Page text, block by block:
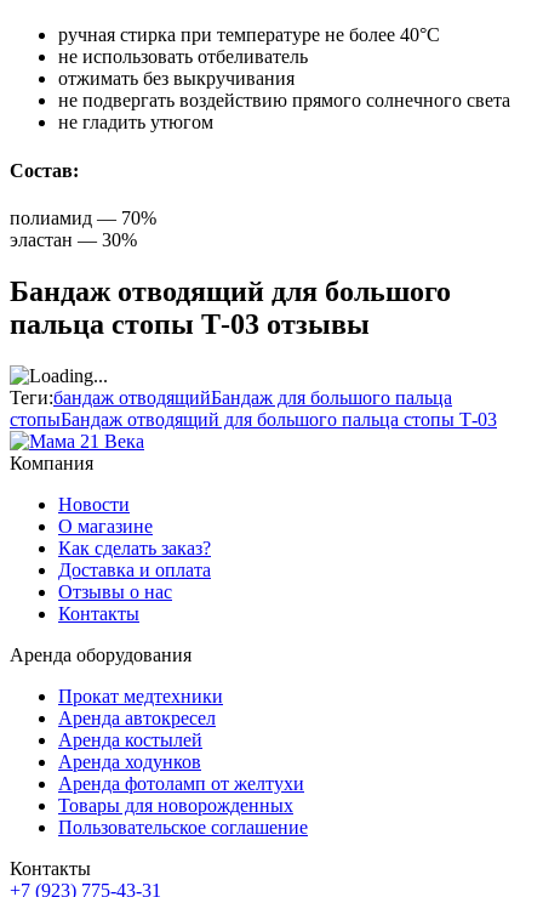
ручная стирка при температуре не более 40°C
не использовать отбеливатель
отжимать без выкручивания
не подвергать воздействию прямого солнечного света
не гладить утюгом
Состав:
полиамид — 70%
эластан — 30%
Бандаж отводящий для большого
пальца стопы Т-03 отзывы
Теги:бандаж отводящийБандаж для большого пальца
стопыБандаж отводящий для большого пальца стопы Т-03
Компания
Новости
О магазине
Как сделать заказ?
Доставка и оплата
Отзывы о нас
Контакты
Аренда оборудования
Прокат медтехники
Аренда автокресел
Аренда костылей
Аренда ходунков
Аренда фотоламп от желтухи
Товары для новорожденных
Пользовательское соглашение
Контакты
+7 (923) 775-43-31